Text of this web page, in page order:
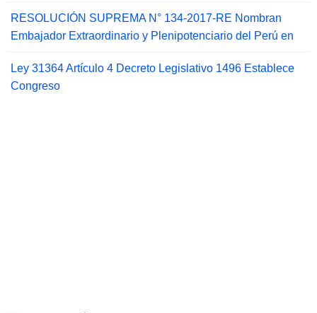
RESOLUCIÓN SUPREMA N° 134-2017-RE Nombran
Embajador Extraordinario y Plenipotenciario del Perú en
Ley 31364 Artículo 4 Decreto Legislativo 1496 Establece
Congreso